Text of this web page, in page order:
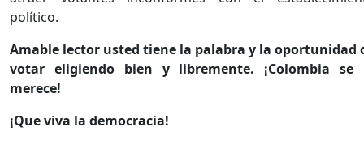
político.
Amable lector usted tiene la palabra y la oportunidad
votar eligiendo bien y libremente. ¡Colombia se
merece!
¡Que viva la democracia!